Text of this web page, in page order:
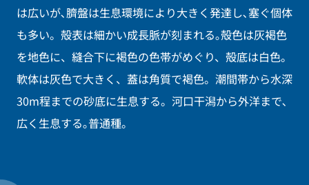
は広いが､臍盤は生息環境により大きく発達し､塞ぐ個体
も多い。殻表は細かい成長脈が刻まれる｡殻色は灰褐色
を地色に、縫合下に褐色の色帯がめぐり、殻底は白色。
軟体は灰色で大きく、蓋は角質で褐色。潮間帯から水深
30m程までの砂底に生息する。河口干潟から外洋まで､
広く生息する｡普通種。